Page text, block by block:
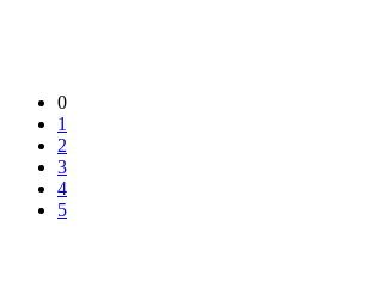
0
1
2
3
4
5